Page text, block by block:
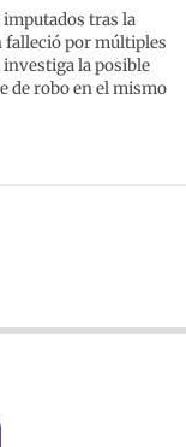
imputados tras la
falleció por múltiples
investiga la posible
de robo en el mismo